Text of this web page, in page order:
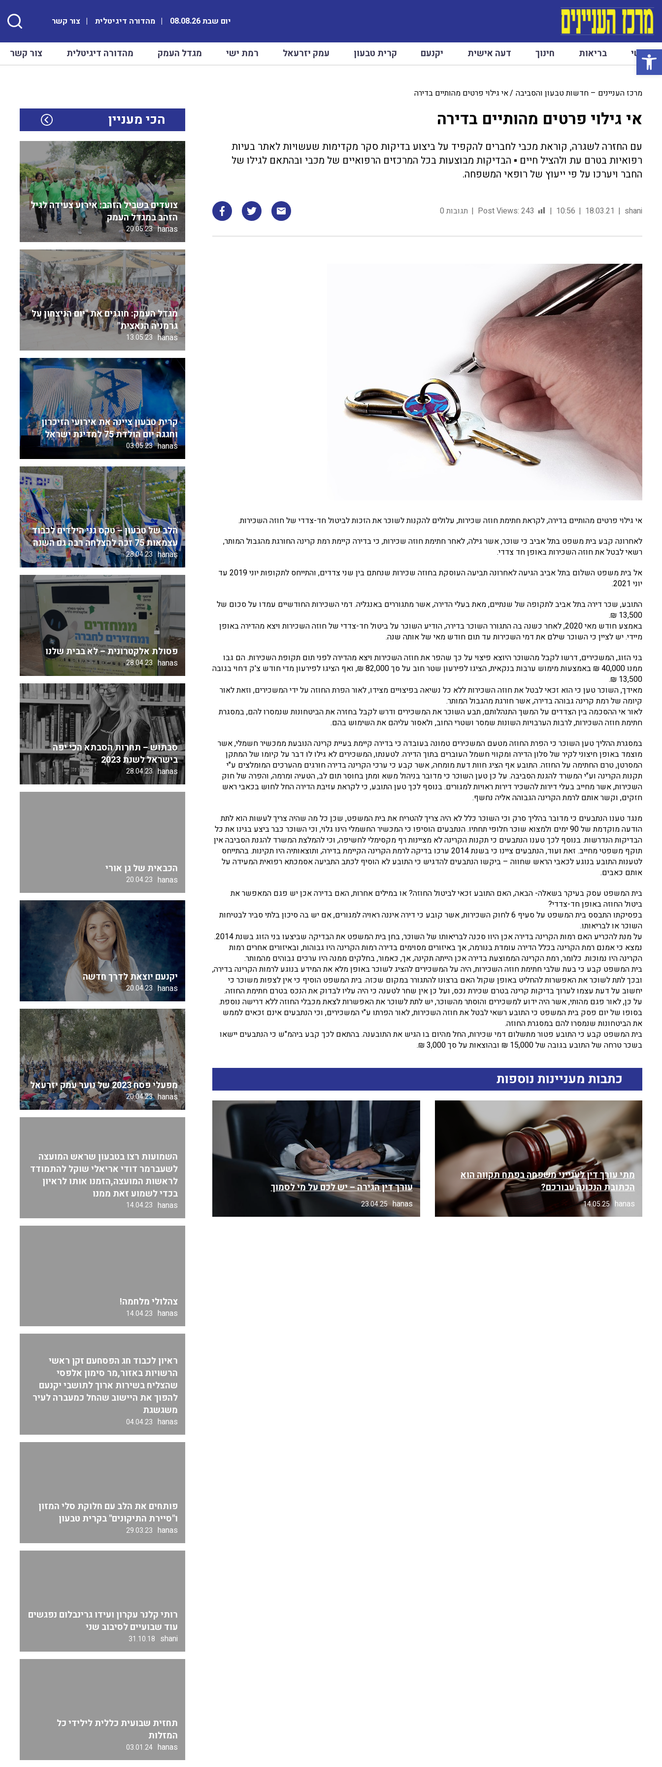
פתח סרגל נגישות
יום שבת 08.08.26 מהדורה דיגיטלית צור קשר
ראשי בריאות חינוך דעה אישית יקנעם קרית טבעון עמק יזרעאל רמת ישי מגדל העמק מהדורה דיגיטלית צור קשר
מרכז העניינים – חדשות טבעון והסביבה אי גילוי פרטים מהותיים בדירה
אי גילוי פרטים מהותיים בדירה
עם החזרה לשגרה, קוראת מכבי לחברים להקפיד על ביצוע בדיקות סקר מקדימות שעשויות לאתר בעיות
רפואיות בטרם עת ולהציל חיים ▪ הבדיקות מבוצעות בכל המרכזים הרפואיים של מכבי ובהתאם לגילו של
החבר ויערכו על פי ייעוץ של רופאי המשפחה.
shani
18.03.21
10:56
Post Views: 243 תגובות 0
אי גילוי פרטים מהותיים בדירה, לקראת חתימת חוזה שכירות, עלולים להקנות לשוכר את הזכות לביטול חד-צדדי של חוזה השכירות.
לאחרונה קבע בית משפט בתל אביב כי שוכר, אשר גילה, לאחר חתימת חוזה שכירות, כי בדירה קיימת רמת קרינה החורגת מהגבול המותר,
רשאי לבטל את חוזה השכירות באופן חד צדדי.
אל בית משפט השלום בתל אביב הגיעה לאחרונה תביעה העוסקת בחוזה שכירות שנחתם בין שני צדדים, והתייחס לתקופות יוני 2019 עד
יוני 2021.
התובע, שכר דירה בתל אביב לתקופה של שנתיים, מאת בעלי הדירה, אשר מתגוררים באנגליה. דמי השכירות החודשיים עמדו על סכום של
13,500 ₪.
באמצע חודש מאי 2020, לאחר כשנה בה התגורר השוכר בדירה, הודיע השוכר על ביטול חד-צדדי של חוזה השכירות ויצא מהדירה באופן
מיידי. יש לציין כי השוכר שילם את דמי השכירות עד תום חודש מאי של אותה שנה.
בני הזוג, המשכירים, דרשו לקבל מהשוכר היוצא פיצוי על כך שהפר את חוזה השכירות ויצא מהדירה לפני תום תקופת השכירות. הם גבו
ממנו 40,000 ₪ באמצעות מימוש ערבות בנקאית, הציגו לפירעון שטר חוב על סך 82,000 ₪, ואף הציגו לפירעון מדי חודש צ'ק דחוי בגובה
13,500 ₪.
מאידך, השוכר טען כי הוא זכאי לבטל את חוזה השכירות ללא כל נשיאה בפיצויים מצידו, לאור הפרת החוזה על ידי המשכירים, וזאת לאור
קיומה של רמת קרינה גבוהה בדירה, אשר חורגת מהגבול המותר.
לאור אי ההסכמה בין הצדדים על המשך התנהלותם, תבע השוכר את המשכירים ודרש לקבל בחזרה את הביטחונות שנמסרו להם, במסגרת
חתימת חוזה השכירות, לרבות הערבויות השונות שמסר ושטרי החוב, ולאסור עליהם את השימוש בהם.
במסגרת ההליך טען השוכר כי הפרת החוזה מטעם המשכירים טמונה בעובדה כי בדירה קיימת בעיית קרינה הנובעת ממכשיר חשמלי, אשר
מוצמד באופן חיצוני לקיר של סלון הדירה ומקווי חשמל העוברים בתוך הדירה. לטענתו, המשכירים לא גילו לו דבר על קיומו של המתקן
המסרטן, טרם החתימה על החוזה. התובע אף הציג חוות דעת מומחה, אשר קבע כי ערכי הקרינה בדירה חורגים מהערכים המומלצים ע"י
תקנות הקרינה וע"י המשרד להגנת הסביבה. על כן טען השוכר כי מדובר בניהול משא ומתן בחוסר תום לב, הטעיה ומרמה, והפרה של חוק
השכירות, אשר מחייב בעלי דירות להשכיר דירות ראויות למגורים. בנוסף לכך טען התובע, כי לקראת עזיבת הדירה החל לחוש בכאבי ראש
חזקים, וקשר אותם לרמת הקרינה הגבוהה אליה נחשף.
מנגד טענו הנתבעים כי מדובר בהליך סרק וכי השוכר כלל לא היה צריך להטריח את בית המשפט, שכן כל מה שהיה צריך לעשות הוא לתת
הודעה מוקדמת של 90 ימים ולמצוא שוכר חלופי תחתיו. הנתבעים הוסיפו כי המכשיר החשמלי הינו גלוי, וכי השוכר כבר ביצע בגינו את כל
הבדיקות הנדרשות. בנוסף לכך טענו הנתבעים כי תקנות הקרינה לא מציינות רף מקסימלי לחשיפה, וכי להמלצת המשרד להגנת הסביבה אין
תוקף משפטי מחייב. זאת ועוד, הנתבעים ציינו כי בשנת 2014 ערכו בדיקה לרמת הקרינה הקיימת בדירה, ותוצאותיה היו תקינות. בהתייחס
לטענות התובע בנוגע לכאבי הראש שחווה – ביקשו הנתבעים להדגיש כי התובע לא הוסיף לכתב התביעה אסמכתא רפואית המעידה על
אותם כאבים.
בית המשפט עסק בעיקר בשאלה- הבאה, האם התובע זכאי לביטול החוזה? או במילים אחרות, האם בדירה אכן יש פגם המאפשר את
ביטול החוזה באופן חד-צדדי?
בפסיקתו התבסס בית המשפט על סעיף 6 לחוק השכירות, אשר קובע כי דירה איננה ראויה למגורים, אם יש בה סיכון בלתי סביר לבטיחות
השוכר או לבריאותו.
על מנת להכריע האם רמות הקרינה בדירה אכן היוו סכנה לבריאותו של השוכר, בחן בית המשפט את הבדיקה שביצעו בני הזוג בשנת 2014.
נמצא כי אמנם רמת הקרינה בכלל הדירה עומדת בנורמה, אך באיזורים מסוימים בדירה רמות הקרינה היו גבוהות, ובאיזורים אחרים רמות
הקרינה היו נמוכות. כלומר, רמת הקרינה הממוצעת בדירה אכן הייתה תקינה, אך, כאמור, בחלקים ממנה היו ערכים גבוהים מהמותר.
בית המשפט קבע כי בעת שלבי חתימת חוזה השכירות, היה על המשכירים להציג לשוכר באופן מלא את המידע בנוגע לרמות הקרינה בדירה,
ובכך לתת לשוכר את האפשרות להחליט באופן שקול האם ברצונו להתגורר במקום שכזה. בית המשפט הוסיף כי אין לצפות משוכר כי
יחשוב על דעת עצמו לערוך בדיקות קרינה בטרם שכירת נכס, ועל כן אין שחר לטענה כי היה עליו לבדוק את הנכס בטרם חתימת החוזה.
על כן, לאור פגם מהותי, אשר היה ידוע למשכירים והוסתר מהשוכר, יש לתת לשוכר את האפשרות לצאת מכבלי החוזה ללא דרישה נוספת.
בסופו של יום פסק בית המשפט כי התובע רשאי לבטל את חוזה השכירות, לאור הפרתו ע"י המשכירים, וכי הנתבעים אינם זכאים לממש
את הביטחונות שנמסרו להם במסגרת החוזה.
בית המשפט קבע כי התובע פטור מתשלום דמי שכירות, החל מהיום בו הגיש את התובענה. בהתאם לכך קבע ביהמ"ש כי הנתבעים יישאו
בשכר טרחה של התובע בגובה של 15,000 ₪ ובהוצאות על סך 3,000 ₪.
כתבות מעניינות נוספות
מתי עורך דין לענייני משפחה בפתח תקווה הוא
הכתובת הנכונה עבורכם?
hanas
14.05.25
עורך דין הגירה – יש לכם על מי לסמוך
hanas
23.04.25
הכי מעניין
צועדים בשביל הזהב: אירוע צעידה לגיל
הזהב במגדל העמק
hanas
20.05.23
מגדל העמק: חוגגים את "יום הניצחון על
גרמניה הנאצית"
hanas
13.05.23
קרית טבעון ציינה את אירועי הזיכרון
וחגגה יום הולדת 75 למדינת ישראל
hanas
03.05.23
הלב של טבעון – טקס גני הילדים לכבוד
עצמאות 75 זכה להצלחה רבה גם השנה
hanas
28.04.23
פסולת אלקטרונית – לא בבית שלנו
hanas
28.04.23
סבתוש – תחרות הסבתא הכי יפה
בישראל לשנת 2023
hanas
28.04.23
הכבאית של גן אורי
hanas
20.04.23
יקנעם יוצאת לדרך חדשה
hanas
20.04.23
מפעלי פסח 2023 של נוער עמק יזרעאל
hanas
20.04.23
השמועות רצו בטבעון שראש המועצה
לשעברמר דודי אריאלי שוקל להתמודד
לראשות המועצה,הזמנו אותו לראיון
בכדי לשמוע זאת ממנו
hanas
14.04.23
צהלולי מלחמה!
hanas
14.04.23
ראיון לכבוד חג הפסחעם זקן ראשי
הרשויות באזור,מר סימון אלפסי
שהצליח בשירות ארוך לתושבי יקנעם
להפוך את היישוב שהחל כמעברה לעיר
משגשגת
hanas
04.04.23
פותחים את הלב עם חלוקת סלי המזון
ו"סיירת התיקונים" בקרית טבעון
hanas
29.03.23
רותי קלנר עקרון ועידו גרינבלום נפגשים
עוד שבועיים לסיבוב שני
shani
31.10.18
תחזית שבועית כללית לילידי כל
המזלות
hanas
03.01.24